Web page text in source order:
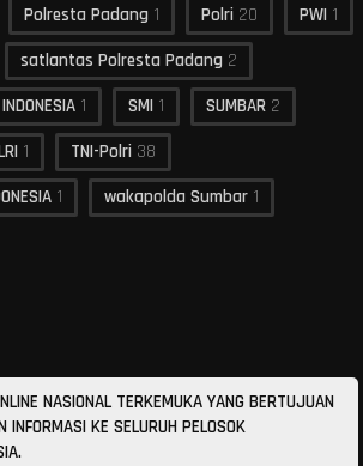
Polresta Padang 1 Polri 20 PWI 1
satlantas Polresta Padang 2
1 SMI 1 SUMBAR 2
1 TNI-Polri 38
1 wakapolda Sumbar 1
NASIONAL TERKEMUKA YANG BERTUJUAN
INFORMASI KE SELURUH PELOSOK